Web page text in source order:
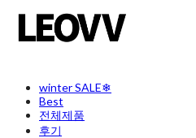
winter SALE❄
Best
전체제품
후기